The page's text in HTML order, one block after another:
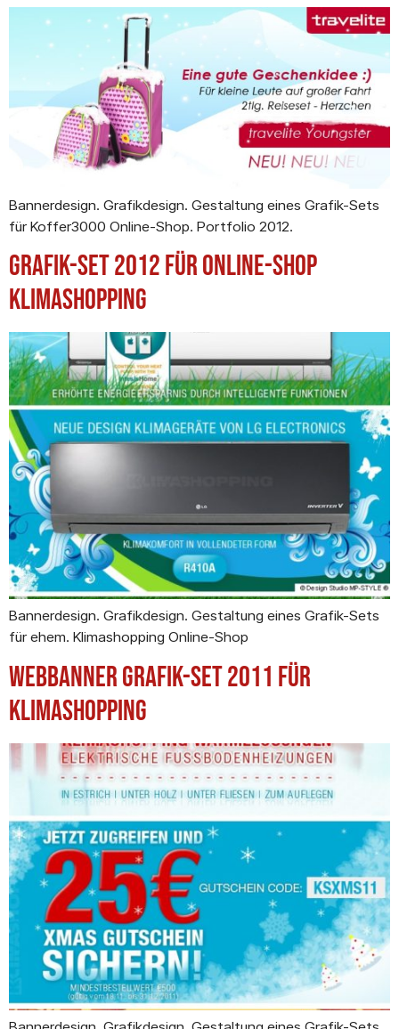
Bannerdesign. Grafikdesign. Gestaltung eines Grafik-Sets
für Koffer3000 Online-Shop. Portfolio 2012.
Grafik-Set 2012 für Online-Shop
Klimashopping
Bannerdesign. Grafikdesign. Gestaltung eines Grafik-Sets
für ehem. Klimashopping Online-Shop
Webbanner Grafik-Set 2011 für
Klimashopping